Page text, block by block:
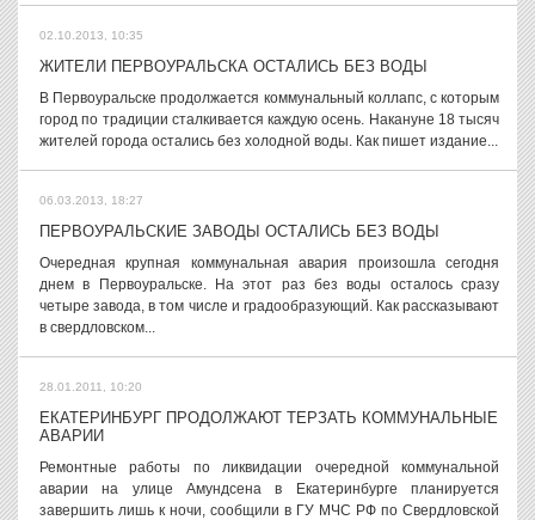
02.10.2013, 10:35
ЖИТЕЛИ ПЕРВОУРАЛЬСКА ОСТАЛИСЬ БЕЗ ВОДЫ
В Первоуральске продолжается коммунальный коллапс, с которым
город по традиции сталкивается каждую осень. Накануне 18 тысяч
жителей города остались без холодной воды. Как пишет издание...
06.03.2013, 18:27
ПЕРВОУРАЛЬСКИЕ ЗАВОДЫ ОСТАЛИСЬ БЕЗ ВОДЫ
Очередная крупная коммунальная авария произошла сегодня
днем в Первоуральске. На этот раз без воды осталось сразу
четыре завода, в том числе и градообразующий. Как рассказывают
в свердловском...
28.01.2011, 10:20
ЕКАТЕРИНБУРГ ПРОДОЛЖАЮТ ТЕРЗАТЬ КОММУНАЛЬНЫЕ
АВАРИИ
Ремонтные работы по ликвидации очередной коммунальной
аварии на улице Амундсена в Екатеринбурге планируется
завершить лишь к ночи, сообщили в ГУ МЧС РФ по Свердловской